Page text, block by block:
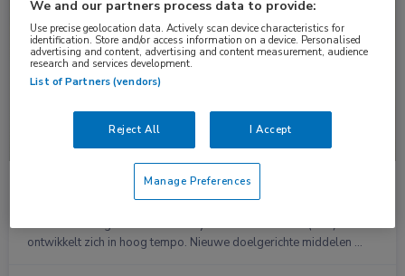
CLL-behandeling verschuift: meer focus op
strategie en latere lijnen
De behandeling van chronische lymfatische leukemie (CLL)
ontwikkelt zich in hoog tempo. Nieuwe doelgerichte middelen …
We and our partners process data to provide:
Use precise geolocation data. Actively scan device characteristics for
identification. Store and/or access information on a device. Personalised
advertising and content, advertising and content measurement, audience
research and services development.
List of Partners (vendors)
Reject All I Accept
Manage Preferences